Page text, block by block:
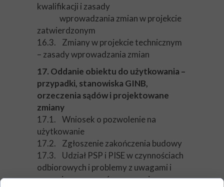
kwalifikacji i zasady
wprowadzania zmian w projekcie
zatwierdzonym
16.3. Zmiany w projekcie technicznym
– zasady wprowadzania zmian
17. Oddanie obiektu do użytkowania –
przypadki, stanowiska GINB,
orzeczenia sądów i projektowane
zmiany
17.1. Wniosek o pozwolenie na
użytkowanie
17.2. Zgłoszenie zakończenia budowy
17.3. Udział PSP i PISE w czynnościach
odbiorowych i problemy z uwagami i
sprzeciwem organów oraz zmiany